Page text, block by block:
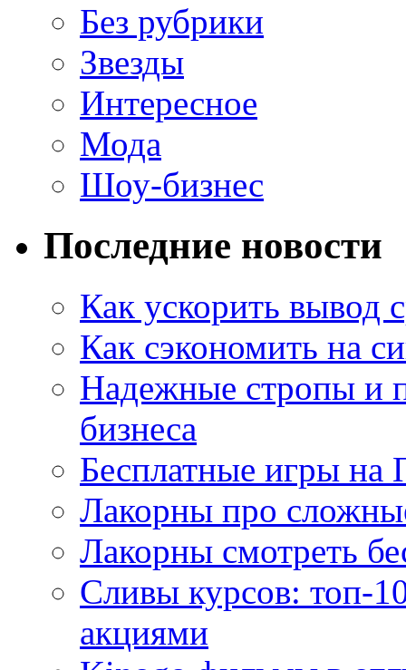
Без рубрики
Звезды
Интересное
Мода
Шоу-бизнес
Последние новости
Как ускорить вывод
Как сэкономить на
Надежные стропы и
бизнеса
Бесплатные игры на
Лакорны про
Лакорны смотреть
Сливы курсов: топ-
акциями